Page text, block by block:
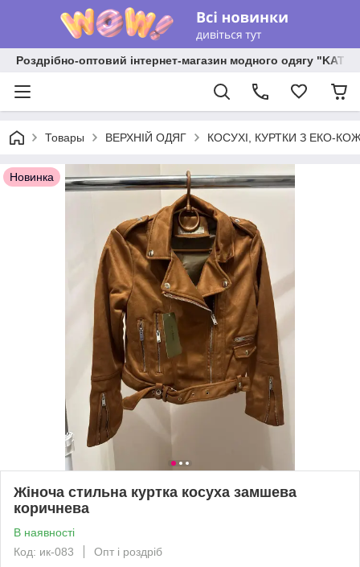
Роздрібно-оптовий інтернет-магазин модного одягу
Товары ВЕРХНІЙ ОДЯГ КОСУХІ, КУРТКИ З ЕКО-
Новинка
Жіноча стильна куртка косуха замшева
коричнева
В наявності
Код: ик-083
Опт і роздріб